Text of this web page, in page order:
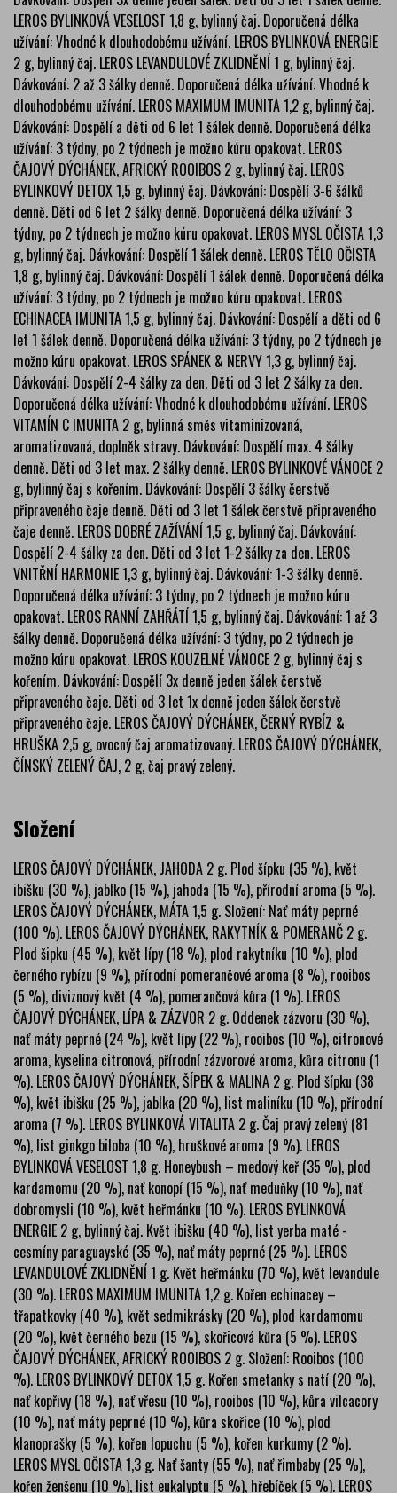
LEROS BYLINKOVÁ VESELOST 1,8 g, bylinný čaj. Doporučená délka
užívání: Vhodné k dlouhodobému užívání. LEROS BYLINKOVÁ ENERGIE
2 g, bylinný čaj. LEROS LEVANDULOVÉ ZKLIDNĚNÍ 1 g, bylinný čaj.
Dávkování: 2 až 3 šálky denně. Doporučená délka užívání: Vhodné k
dlouhodobému užívání. LEROS MAXIMUM IMUNITA 1,2 g, bylinný čaj.
Dávkování: Dospělí a děti od 6 let 1 šálek denně. Doporučená délka
užívání: 3 týdny, po 2 týdnech je možno kúru opakovat. LEROS
ČAJOVÝ DÝCHÁNEK, AFRICKÝ ROOIBOS 2 g, bylinný čaj. LEROS
BYLINKOVÝ DETOX 1,5 g, bylinný čaj. Dávkování: Dospělí 3-6 šálků
denně. Děti od 6 let 2 šálky denně. Doporučená délka užívání: 3
týdny, po 2 týdnech je možno kúru opakovat. LEROS MYSL OČISTA 1,3
g, bylinný čaj. Dávkování: Dospělí 1 šálek denně. LEROS TĚLO OČISTA
1,8 g, bylinný čaj. Dávkování: Dospělí 1 šálek denně. Doporučená délka
užívání: 3 týdny, po 2 týdnech je možno kúru opakovat. LEROS
ECHINACEA IMUNITA 1,5 g, bylinný čaj. Dávkování: Dospělí a děti od 6
let 1 šálek denně. Doporučená délka užívání: 3 týdny, po 2 týdnech je
možno kúru opakovat. LEROS SPÁNEK & NERVY 1,3 g, bylinný čaj.
Dávkování: Dospělí 2-4 šálky za den. Děti od 3 let 2 šálky za den.
Doporučená délka užívání: Vhodné k dlouhodobému užívání. LEROS
VITAMÍN C IMUNITA 2 g, bylinná směs vitaminizovaná,
aromatizovaná, doplněk stravy. Dávkování: Dospělí max. 4 šálky
denně. Děti od 3 let max. 2 šálky denně. LEROS BYLINKOVÉ VÁNOCE 2
g, bylinný čaj s kořením. Dávkování: Dospělí 3 šálky čerstvě
připraveného čaje denně. Děti od 3 let 1 šálek čerstvě připraveného
čaje denně. LEROS DOBRÉ ZAŽÍVÁNÍ 1,5 g, bylinný čaj. Dávkování:
Dospělí 2-4 šálky za den. Děti od 3 let 1-2 šálky za den. LEROS
VNITŘNÍ HARMONIE 1,3 g, bylinný čaj. Dávkování: 1-3 šálky denně.
Doporučená délka užívání: 3 týdny, po 2 týdnech je možno kúru
opakovat. LEROS RANNÍ ZAHŘÁTÍ 1,5 g, bylinný čaj. Dávkování: 1 až 3
šálky denně. Doporučená délka užívání: 3 týdny, po 2 týdnech je
možno kúru opakovat. LEROS KOUZELNÉ VÁNOCE 2 g, bylinný čaj s
kořením. Dávkování: Dospělí 3x denně jeden šálek čerstvě
připraveného čaje. Děti od 3 let 1x denně jeden šálek čerstvě
připraveného čaje. LEROS ČAJOVÝ DÝCHÁNEK, ČERNÝ RYBÍZ &
HRUŠKA 2,5 g, ovocný čaj aromatizovaný. LEROS ČAJOVÝ DÝCHÁNEK,
ČÍNSKÝ ZELENÝ ČAJ, 2 g, čaj pravý zelený.
Složení
LEROS ČAJOVÝ DÝCHÁNEK, JAHODA 2 g. Plod šípku (35 %), květ
ibišku (30 %), jablko (15 %), jahoda (15 %), přírodní aroma (5 %).
LEROS ČAJOVÝ DÝCHÁNEK, MÁTA 1,5 g. Složení: Nať máty peprné
(100 %). LEROS ČAJOVÝ DÝCHÁNEK, RAKYTNÍK & POMERANČ 2 g.
Plod šipku (45 %), květ lípy (18 %), plod rakytníku (10 %), plod
černého rybízu (9 %), přírodní pomerančové aroma (8 %), rooibos
(5 %), diviznový květ (4 %), pomerančová kůra (1 %). LEROS
ČAJOVÝ DÝCHÁNEK, LÍPA & ZÁZVOR 2 g. Oddenek zázvoru (30 %),
nať máty peprné (24 %), květ lípy (22 %), rooibos (10 %), citronové
aroma, kyselina citronová, přírodní zázvorové aroma, kůra citronu (1
%). LEROS ČAJOVÝ DÝCHÁNEK, ŠÍPEK & MALINA 2 g. Plod šípku (38
%), květ ibišku (25 %), jablka (20 %), list maliníku (10 %), přírodní
aroma (7 %). LEROS BYLINKOVÁ VITALITA 2 g. Čaj pravý zelený (81
%), list ginkgo biloba (10 %), hruškové aroma (9 %). LEROS
BYLINKOVÁ VESELOST 1,8 g. Honeybush – medový keř (35 %), plod
kardamomu (20 %), nať konopí (15 %), nať meduňky (10 %), nať
dobromysli (10 %), květ heřmánku (10 %). LEROS BYLINKOVÁ
ENERGIE 2 g, bylinný čaj. Květ ibišku (40 %), list yerba maté -
cesmíny paraguayské (35 %), nať máty peprné (25 %). LEROS
LEVANDULOVÉ ZKLIDNĚNÍ 1 g. Květ heřmánku (70 %), květ levandule
(30 %). LEROS MAXIMUM IMUNITA 1,2 g. Kořen echinacey –
třapatkovky (40 %), květ sedmikrásky (20 %), plod kardamomu
(20 %), květ černého bezu (15 %), skořicová kůra (5 %). LEROS
ČAJOVÝ DÝCHÁNEK, AFRICKÝ ROOIBOS 2 g. Složení: Rooibos (100
%). LEROS BYLINKOVÝ DETOX 1,5 g. Kořen smetanky s natí (20 %),
nať kopřivy (18 %), nať vřesu (10 %), rooibos (10 %), kůra vilcacory
(10 %), nať máty peprné (10 %), kůra skořice (10 %), plod
klanoprašky (5 %), kořen lopuchu (5 %), kořen kurkumy (2 %).
LEROS MYSL OČISTA 1,3 g. Nať šanty (55 %), nať řimbaby (25 %),
kořen ženšenu (10 %), list eukalyptu (5 %), hřebíček (5 %). LEROS